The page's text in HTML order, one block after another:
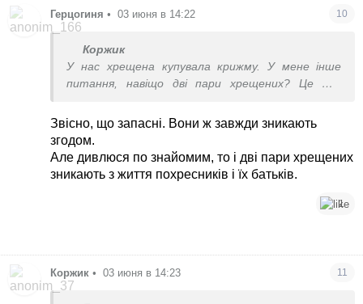
Герцогиня • 03 июня в 14:22 10
Коржик
У нас хрещена купувала крижму. У мене інше
питання, навіщо дві пари хрещених? Це що,
Звісно, що запасні. Вони ж завжди зникають
згодом.
Але дивлюся по знайомим, то і дві пари хрещених
зникають з життя похресників і їх батьків.
1
Коржик • 03 июня в 14:23 11